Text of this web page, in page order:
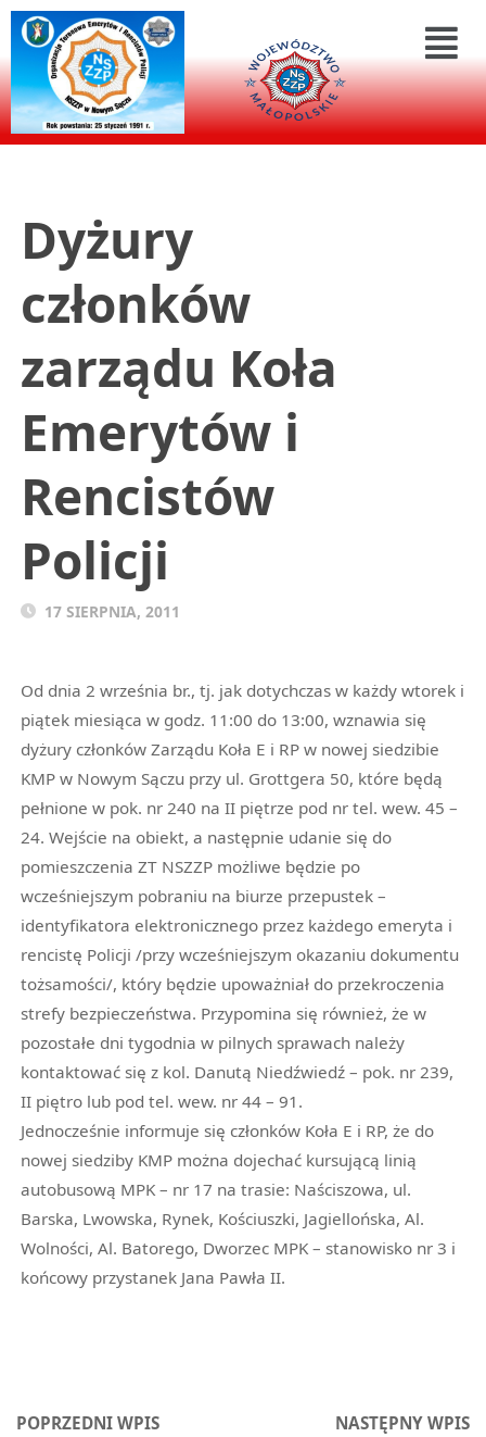
Dyżury
członków
zarządu Koła
Emerytów i
Rencistów
Policji
17 SIERPNIA, 2011
Od dnia 2 września br., tj. jak dotychczas w każdy wtorek i
piątek miesiąca w godz. 11:00 do 13:00, wznawia się
dyżury członków Zarządu Koła E i RP w nowej siedzibie
KMP w Nowym Sączu przy ul. Grottgera 50, które będą
pełnione w pok. nr 240 na II piętrze pod nr tel. wew. 45 –
24. Wejście na obiekt, a następnie udanie się do
pomieszczenia ZT NSZZP możliwe będzie po
wcześniejszym pobraniu na biurze przepustek –
identyfikatora elektronicznego przez każdego emeryta i
rencistę Policji /przy wcześniejszym okazaniu dokumentu
tożsamości/, który będzie upoważniał do przekroczenia
strefy bezpieczeństwa. Przypomina się również, że w
pozostałe dni tygodnia w pilnych sprawach należy
kontaktować się z kol. Danutą Niedźwiedź – pok. nr 239,
II piętro lub pod tel. wew. nr 44 – 91.
Jednocześnie informuje się członków Koła E i RP, że do
nowej siedziby KMP można dojechać kursującą linią
autobusową MPK – nr 17 na trasie: Naściszowa, ul.
Barska, Lwowska, Rynek, Kościuszki, Jagiellońska, Al.
Wolności, Al. Batorego, Dworzec MPK – stanowisko nr 3 i
końcowy przystanek Jana Pawła II.
POPRZEDNI WPIS NASTĘPNY WPIS